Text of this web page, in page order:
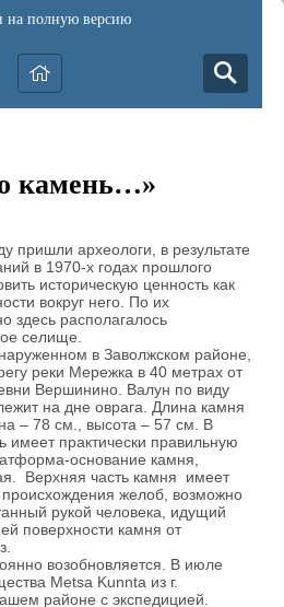
на полную версию
камень…»
пришли археологи, в результате
в 1970-х годах прошлого
историческую ценность как
вокруг него. По их
здесь располагалось
селище.
в Заволжском районе,
реки Мережка в 40 метрах от
Вершинино. Валун по виду
на дне оврага. Длина камня
– 78 см., высота – 57 см. В
имеет практически правильную
основание камня,
Верхняя часть камня имеет
происхождения желоб, возможно
рукой человека, идущий
поверхности камня от
возобновляется. В июле
Metsa Kunnta из г.
районе с экспедицией.